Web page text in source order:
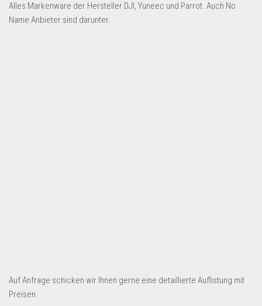
Alles Markenware der Hersteller DJI, Yuneec und Parrot. Auch No
Name Anbieter sind darunter.
Auf Anfrage schicken wir Ihnen gerne eine detaillierte Auflistung mit
Preisen.